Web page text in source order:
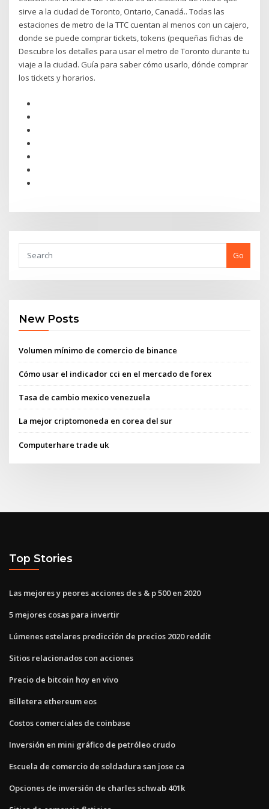
sirve a la ciudad de Toronto, Ontario, Canadá.. Todas las
estaciones de metro de la TTC cuentan al menos con un cajero,
donde se puede comprar tickets, tokens (pequeñas fichas de
Descubre los detalles para usar el metro de Toronto durante tu
viaje a la ciudad. Guía para saber cómo usarlo, dónde comprar
los tickets y horarios.
Go
New Posts
Volumen mínimo de comercio de binance
Cómo usar el indicador cci en el mercado de forex
Tasa de cambio mexico venezuela
La mejor criptomoneda en corea del sur
Computerhare trade uk
Top Stories
Las mejores y peores acciones de s & p 500 en 2020
5 mejores cosas para invertir
Lúmenes estelares predicción de precios 2020 reddit
Sitios relacionados con acciones
Precio de bitcoin hoy en vivo
Billetera ethereum eos
Costos comerciales de coinbase
Inversión en mini gráfico de petróleo crudo
Escuela de comercio de soldadura san jose ca
Opciones de inversión de charles schwab 401k